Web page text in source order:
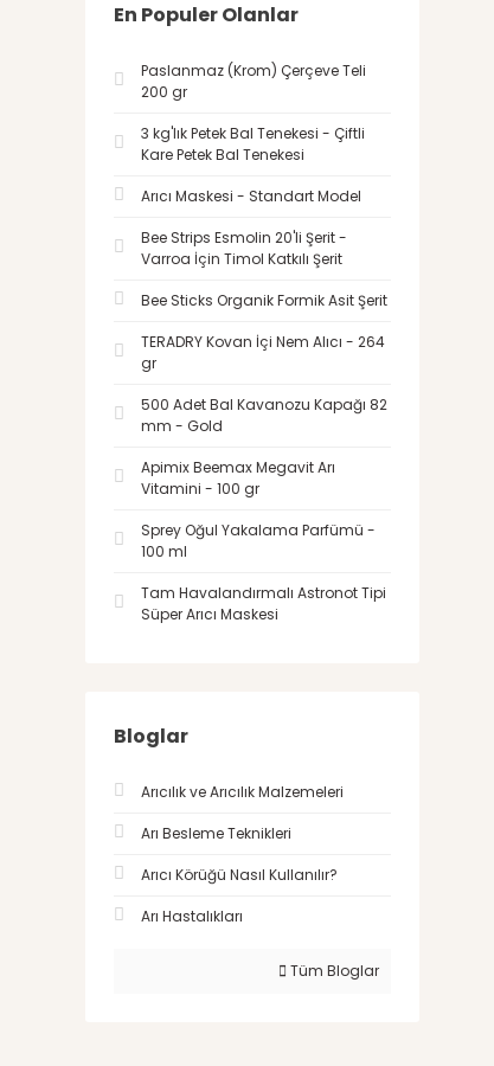
En Populer Olanlar
Paslanmaz (Krom) Çerçeve Teli
200 gr
3 kg'lık Petek Bal Tenekesi - Çiftli
Kare Petek Bal Tenekesi
Arıcı Maskesi - Standart Model
Bee Strips Esmolin 20'li Şerit -
Varroa İçin Timol Katkılı Şerit
Bee Sticks Organik Formik Asit Şerit
TERADRY Kovan İçi Nem Alıcı - 264
gr
500 Adet Bal Kavanozu Kapağı 82
mm - Gold
Apimix Beemax Megavit Arı
Vitamini - 100 gr
Sprey Oğul Yakalama Parfümü -
100 ml
Tam Havalandırmalı Astronot Tipi
Süper Arıcı Maskesi
Bloglar
Arıcılık ve Arıcılık Malzemeleri
Arı Besleme Teknikleri
Arıcı Körüğü Nasıl Kullanılır?
Arı Hastalıkları
Tüm Bloglar